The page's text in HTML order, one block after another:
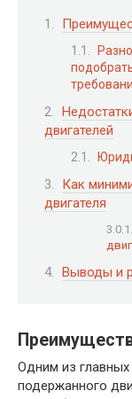
двигателей
Как
двигателя
Выводы и
Одним из
подержанного